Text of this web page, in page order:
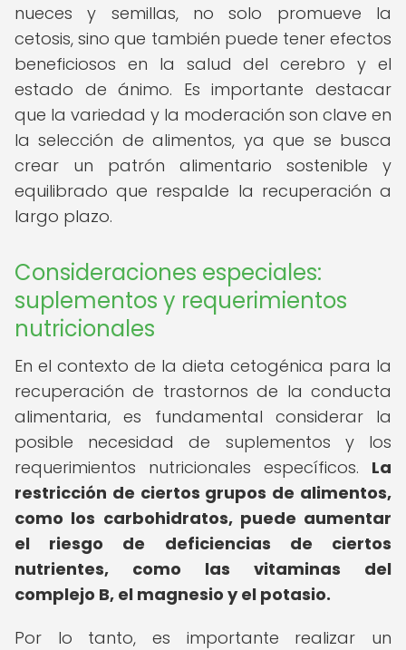
nueces y semillas, no solo promueve la
cetosis, sino que también puede tener efectos
beneficiosos en la salud del cerebro y el
estado de ánimo. Es importante destacar
que la variedad y la moderación son clave en
la selección de alimentos, ya que se busca
crear un patrón alimentario sostenible y
equilibrado que respalde la recuperación a
largo plazo.
Consideraciones especiales:
suplementos y requerimientos
nutricionales
En el contexto de la dieta cetogénica para la
recuperación de trastornos de la conducta
alimentaria, es fundamental considerar la
posible necesidad de suplementos y los
requerimientos nutricionales específicos. La
restricción de ciertos grupos de alimentos,
como los carbohidratos, puede aumentar
el riesgo de deficiencias de ciertos
nutrientes, como las vitaminas del
complejo B, el magnesio y el potasio.
Por lo tanto, es importante realizar un